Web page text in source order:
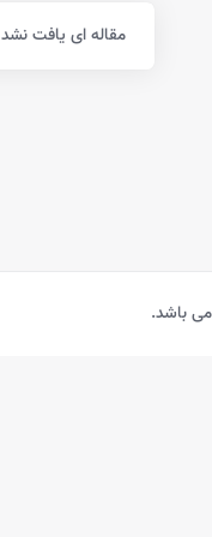
مقاله ای یافت نشد